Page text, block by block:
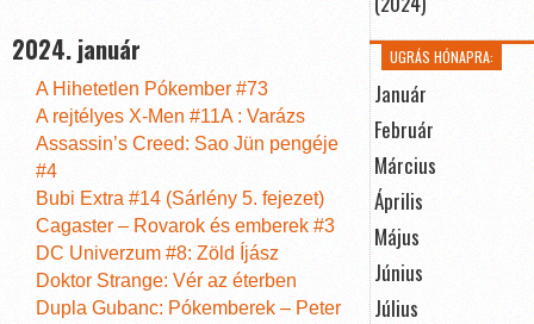
2024. január
A Hihetetlen Pókember #73
A rejtélyes X-Men #11A : Varázs
Assassin’s Creed: Sao Jün pengéje
#4
Bubi Extra #14 (Sárlény 5. fejezet)
Cagaster – Rovarok és emberek #3
DC Univerzum #8: Zöld Íjász
Doktor Strange: Vér az éterben
Dupla Gubanc: Pókemberek – Peter
UGRÁS HÓNAPRA:
Január
Február
Március
Április
Május
Június
Július